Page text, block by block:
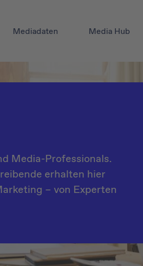
Mediadaten Media Hub
Media-Professionals.
erhalten hier
– von Experten